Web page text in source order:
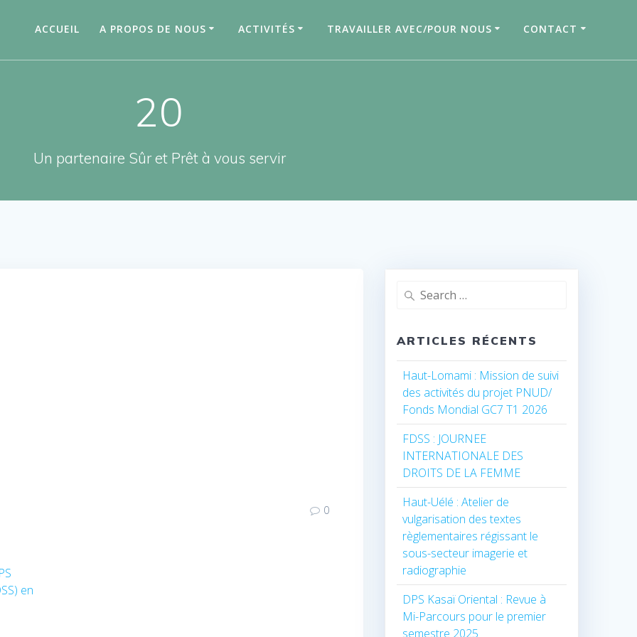
ACCUEIL A PROPOS DE NOUS ACTIVITÉS TRAVAILLER AVEC/POUR NOUS CONTACT
20
Un partenaire Sûr et Prêt à vous servir
0
en
Search
ARTICLES RÉCENTS
Haut-Lomami : Mission de suivi
des activités du projet PNUD/
Fonds Mondial GC7 T1 2026
FDSS : JOURNEE
INTERNATIONALE DES
DROITS DE LA FEMME
Haut-Uélé : Atelier de
vulgarisation des textes
règlementaires régissant le
sous-secteur imagerie et
radiographie
DPS Kasaï Oriental : Revue à
Mi-Parcours pour le premier
semestre 2025